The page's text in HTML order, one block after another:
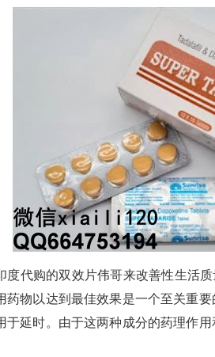
度代购的双效片伟哥来改善性生活
药物以达到最佳效果是一个至关重
于延时。由于这两种成分的药理作